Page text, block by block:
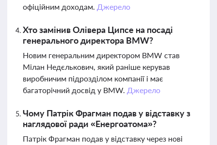
офіційним доходам. Джерело
Хто замінив Олівера Ципсе на посаді
генерального директора BMW?
Новим генеральним директором BMW став
Мілан Недєлькович, який раніше керував
виробничим підрозділом компанії і має
багаторічний досвід у BMW. Джерело
Чому Патрік Фрагман подав у відставку з
наглядової ради «Енергоатома»?
Патрік Фрагман подав у відставку через нові